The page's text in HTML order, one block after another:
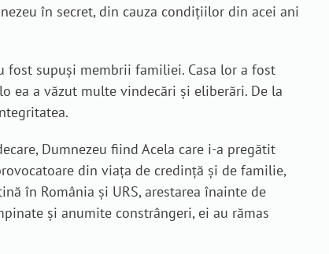
în secret, din cauza condițiilor din acei ani
fost supuși membrii familiei. Casa lor a fost
ea a văzut multe vindecări și eliberări. De la
Dumnezeu fiind Acela care i-a pregătit
din viața de credință și de familie,
în România și URS, arestarea înainte de
și anumite constrângeri, ei au rămas